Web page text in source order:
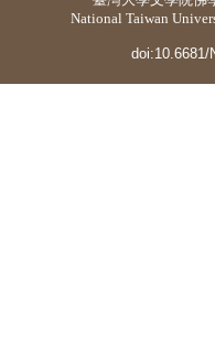
National Taiwan
doi:10.6681/